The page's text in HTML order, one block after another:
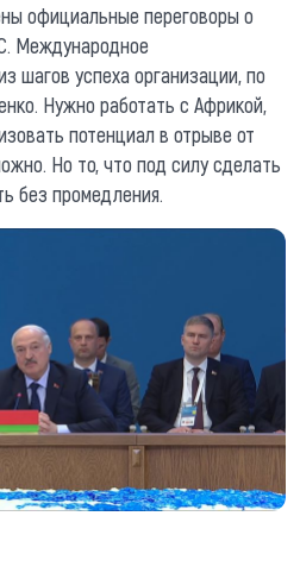
официальные переговоры о
Международное
шагов успеха организации, по
Нужно работать с Африкой,
потенциал в отрыве от
Но то, что под силу сделать
без промедления.